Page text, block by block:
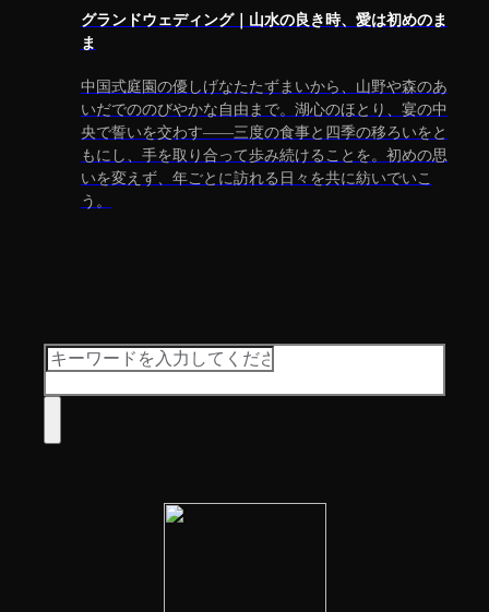
グランドウェディング｜山水の良き時、愛は初めのま
ま
中国式庭園の優しげなたたずまいから、山野や森のあ
いだでののびやかな自由まで。湖心のほとり、宴の中
央で誓いを交わす――三度の食事と四季の移ろいをと
もにし、手を取り合って歩み続けることを。初めの思
いを変えず、年ごとに訪れる日々を共に紡いでいこ
う。